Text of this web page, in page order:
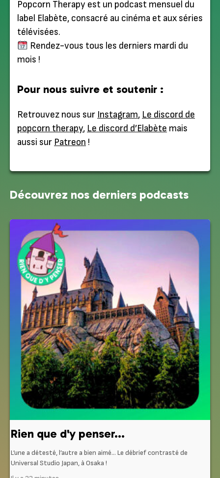
Popcorn Therapy est un podcast mensuel du
label Elabète, consacré au cinéma et aux séries
télévisées.
Rendez-vous tous les derniers mardi du
mois !
Pour nous suivre et soutenir :
Retrouvez nous sur Instagram, Le discord de
popcorn therapy, Le discord d’Elabète mais
aussi sur Patreon !
Découvrez nos derniers podcasts
Rien que d'y penser...
L’une a détesté, l’autre a bien aimé… Le débrief contrasté de
Universal Studio Japan, à Osaka !